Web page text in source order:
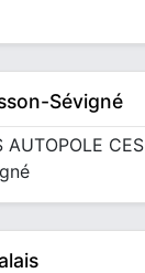
Sévigné
AUTOPOLE CES